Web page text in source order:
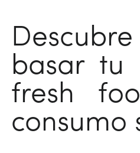
basar tu
fresh
consumo